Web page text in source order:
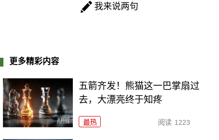
我来说两句
更多精彩内容
五箭齐发！熊猫这一巴掌扇过
去，大漂亮终于知疼
最热 阅读 1223